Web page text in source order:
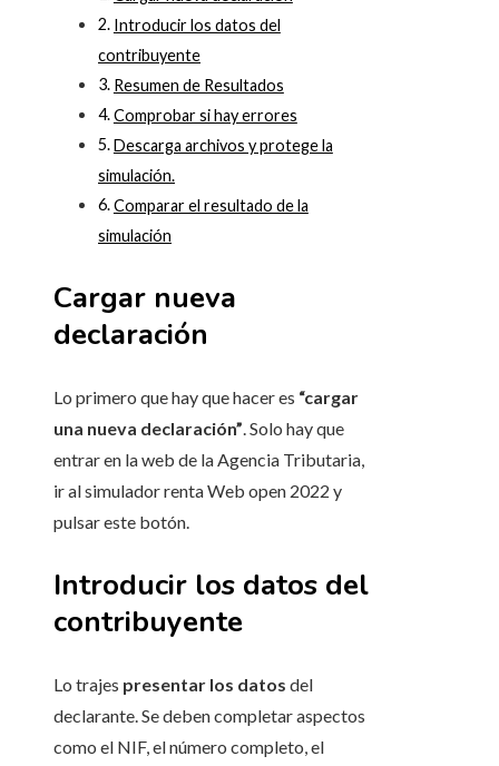
Introducir los datos del
contribuyente
Resumen de Resultados
Comprobar si hay errores
Descarga archivos y protege la
simulación.
Comparar el resultado de la
simulación
Cargar nueva
declaración
Lo primero que hay que hacer es “cargar
una nueva declaración” . Solo hay que
entrar en la web de la Agencia Tributaria,
ir al simulador renta Web open 2022 y
pulsar este botón.
Introducir los datos del
contribuyente
Lo trajes presentar los datos del
declarante. Se deben completar aspectos
como el NIF, el número completo, el